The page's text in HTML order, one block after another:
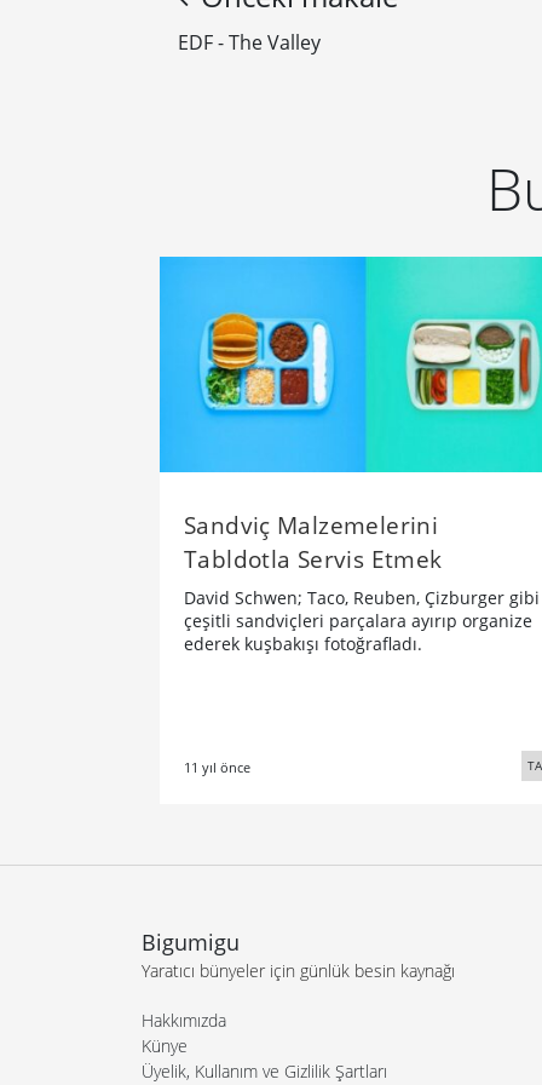
EDF - The Valley
Sandviç Malzemelerini
Tabldotla Servis Etmek
David Schwen; Taco, Reuben, Çizburger gibi
çeşitli sandviçleri parçalara ayırıp organize
ederek kuşbakışı fotoğrafladı.
11 yıl önce
Bigumigu
Yaratıcı bünyeler için günlük besin kaynağı
Hakkımızda
Künye
Üyelik, Kullanım ve Gizlilik Şartları